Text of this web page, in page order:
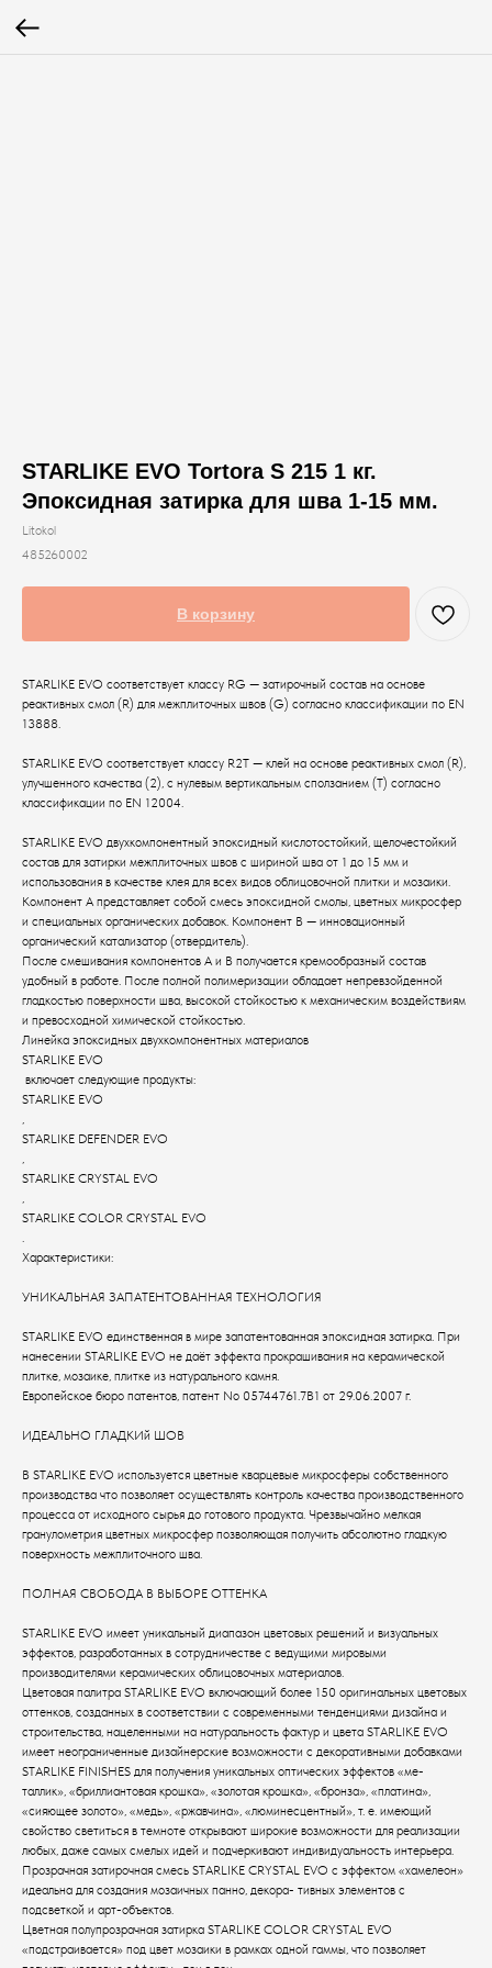
STARLIKE EVO Tortora S 215 1 кг.
Эпоксидная затирка для шва 1-15 мм.
Litokol
485260002
В корзину
STARLIKE EVO соответствует классу RG — затирочный состав на основе
реактивных смол (R) для межплиточных швов (G) согласно классификации по EN
13888.
STARLIKE EVO соответствует классу R2T — клей на основе реактивных смол (R),
улучшенного качества (2), с нулевым вертикальным сползанием (T) согласно
классификации по EN 12004.
STARLIKE EVO двухкомпонентный эпоксидный кислотостойкий, щелочестойкий
состав для затирки межплиточных швов с шириной шва от 1 до 15 мм и
использования в качестве клея для всех видов облицовочной плитки и мозаики.
Компонент А представляет собой смесь эпоксидной смолы, цветных микросфер
и специальных органических добавок. Компонент В — инновационный
органический катализатор (отвердитель).
После смешивания компонентов А и В получается кремообразный состав
удобный в работе. После полной полимеризации обладает непревзойденной
гладкостью поверхности шва, высокой стойкостью к механическим воздействиям
и превосходной химической стойкостью.
Линейка эпоксидных двухкомпонентных материалов
STARLIKE EVO
включает следующие продукты:
STARLIKE EVO
,
STARLIKE DEFENDER EVO
,
STARLIKE CRYSTAL EVO
,
STARLIKE COLOR CRYSTAL EVO
.
Характеристики:
УНИКАЛЬНАЯ ЗАПАТЕНТОВАННАЯ ТЕХНОЛОГИЯ
STARLIKE EVO единственная в мире запатентованная эпоксидная затирка. При
нанесении STARLIKE EVO не даёт эффекта прокрашивания на керамической
плитке, мозаике, плитке из натурального камня.
Европейское бюро патентов, патент No 05744761.7В1 от 29.06.2007 г.
ИДЕАЛЬНО ГЛАДКИй ШОВ
В STARLIKE EVO используется цветные кварцевые микросферы собственного
производства что позволяет осуществлять контроль качества производственного
процесса от исходного сырья до готового продукта. Чрезвычайно мелкая
гранулометрия цветных микросфер позволяющая получить абсолютно гладкую
поверхность межплиточного шва.
ПОЛНАЯ СВОБОДА В ВЫБОРЕ ОТТЕНКА
STARLIKE EVO имеет уникальный диапазон цветовых решений и визуальных
эффектов, разработанных в сотрудничестве с ведущими мировыми
производителями керамических облицовочных материалов.
Цветовая палитра STARLIKE EVO включающий более 150 оригинальных цветовых
оттенков, созданных в соответствии с современными тенденциями дизайна и
строительства, нацеленными на натуральность фактур и цвета STARLIKE EVO
имеет неограниченные дизайнерские возможности с декоративными добавками
STARLIKE FINISHES для получения уникальных оптических эффектов «ме-
таллик», «бриллиантовая крошка», «золотая крошка», «бронза», «платина»,
«сияющее золото», «медь», «ржавчина», «люминесцентный», т. е. имеющий
свойство светиться в темноте открывают широкие возможности для реализации
любых, даже самых смелых идей и подчеркивают индивидуальность интерьера.
Прозрачная затирочная смесь STARLIKE CRYSTAL EVO с эффектом «хамелеон»
идеальна для создания мозаичных панно, декора- тивных элементов с
подсветкой и арт-объектов.
Цветная полупрозрачная затирка STARLIKE COLOR CRYSTAL EVO
«подстраивается» под цвет мозаики в рамках одной гаммы, что позволяет